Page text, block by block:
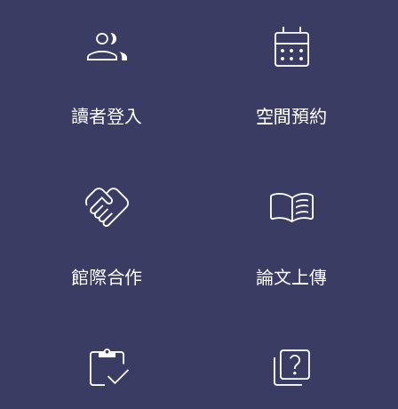
group
讀者登入
calendar_month
空間預約
handshake
館際合作
menu_book
論文上傳
inventory quiz